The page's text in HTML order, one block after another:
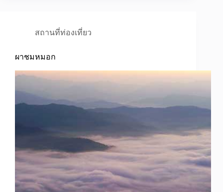
สถานที่ท่องเที่ยว
ผาชมหมอก